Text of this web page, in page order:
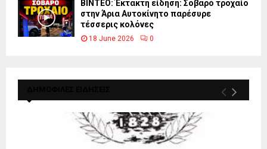
ΒΙΝΤΕΟ: Έκτακτη είδηση: Σοβαρό τροχαίο
στην Άρια Αυτοκίνητο παρέσυρε
τέσσερις κολόνες
18 June 2026 0